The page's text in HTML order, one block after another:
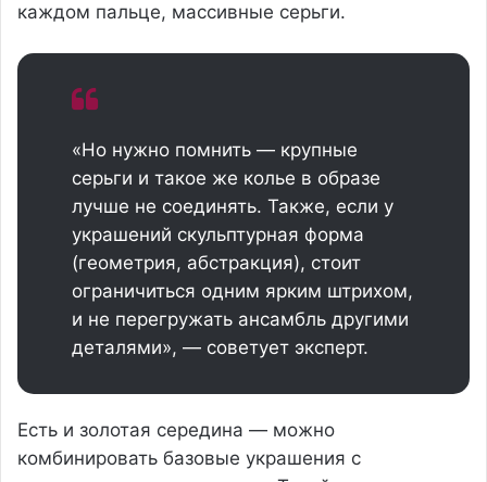
каждом пальце, массивные серьги.
«Но нужно помнить — крупные
серьги и такое же колье в образе
лучше не соединять. Также, если у
украшений скульптурная форма
(геометрия, абстракция), стоит
ограничиться одним ярким штрихом,
и не перегружать ансамбль другими
деталями», — советует эксперт.
Есть и золотая середина — можно
комбинировать базовые украшения с